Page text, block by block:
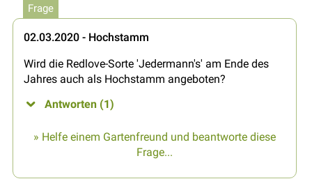
Frage
02.03.2020 - Hochstamm
Wird die Redlove-Sorte 'Jedermann's' am Ende des
Jahres auch als Hochstamm angeboten?
Antworten (1)
» Helfe einem Gartenfreund und beantworte diese
Frage...